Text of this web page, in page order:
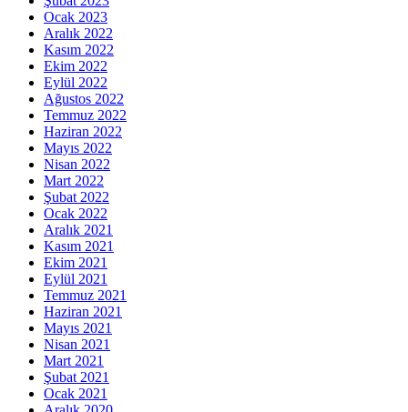
Ocak 2023
Aralık 2022
Kasım 2022
Ekim 2022
Eylül 2022
Ağustos 2022
Temmuz 2022
Haziran 2022
Mayıs 2022
Nisan 2022
Mart 2022
Şubat 2022
Ocak 2022
Aralık 2021
Kasım 2021
Ekim 2021
Eylül 2021
Temmuz 2021
Haziran 2021
Mayıs 2021
Nisan 2021
Mart 2021
Şubat 2021
Ocak 2021